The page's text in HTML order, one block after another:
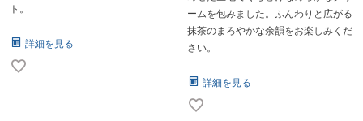
ト。
詳細を見る
ームを包みました。ふんわりと広がる
抹茶のまろやかな余韻をお楽しみくだ
さい。
詳細を見る